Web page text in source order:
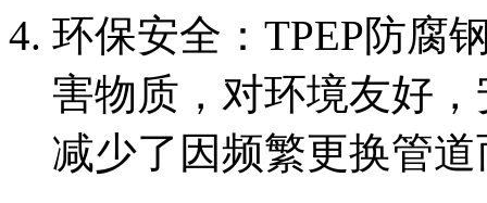
环保安全‌：TPEP防腐
害物质，对环境友好
减少了因频繁更换管